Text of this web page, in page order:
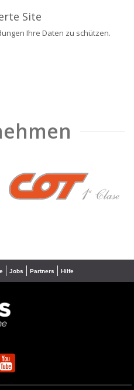
Site
Ihre Daten zu schützen.
❯
Jobs Partners Hilfe